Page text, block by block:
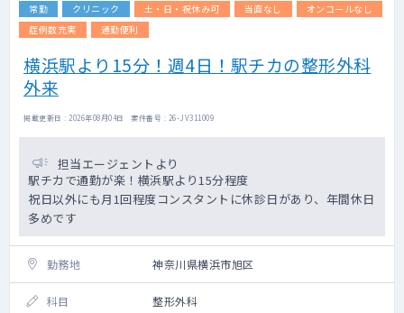
常勤 クリニック 土・日・祝休み可 当直なし
オンコールなし
症例数充実
通勤便利
横浜駅より15分！週4日！駅チカの整形外科
外来
掲載更新日 : 2026年08月04日 案件番号 : 26-JV311009
担当エージェントより
駅チカで通勤が楽！横浜駅より15分程度
祝日以外にも月1回程度コンスタントに休診日があり、年間休日
多めです
勤務地 神奈川県横浜市旭区
科目 整形外科